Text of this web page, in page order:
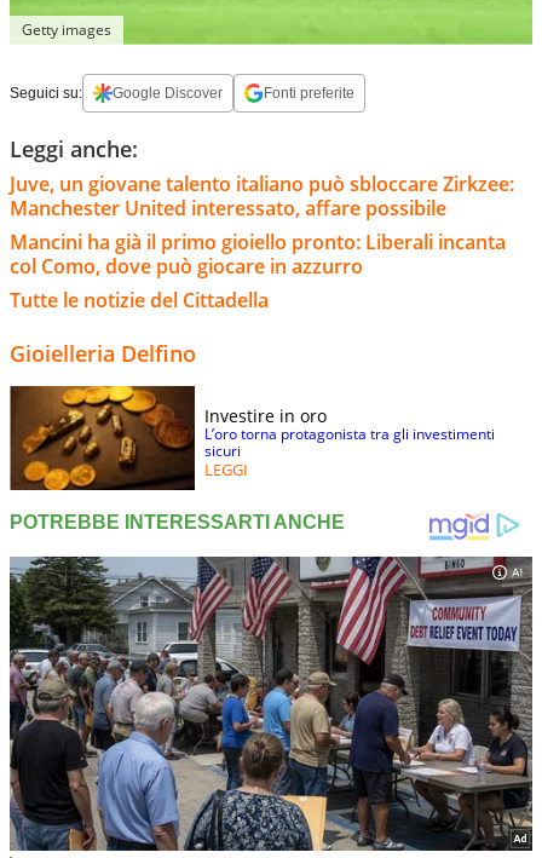
Getty images
Seguici su: Google Discover Fonti preferite
Leggi anche:
Juve, un giovane talento italiano può sbloccare Zirkzee:
Manchester United interessato, affare possibile
Mancini ha già il primo gioiello pronto: Liberali incanta
col Como, dove può giocare in azzurro
Tutte le notizie del Cittadella
Gioielleria Delfino
Investire in oro
L’oro torna protagonista tra gli investimenti
sicuri
LEGGI